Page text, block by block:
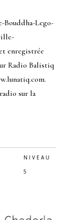
Bouddha-Lego-
enregistrée
Radio Balistiq
sur la
NIVEAU
5